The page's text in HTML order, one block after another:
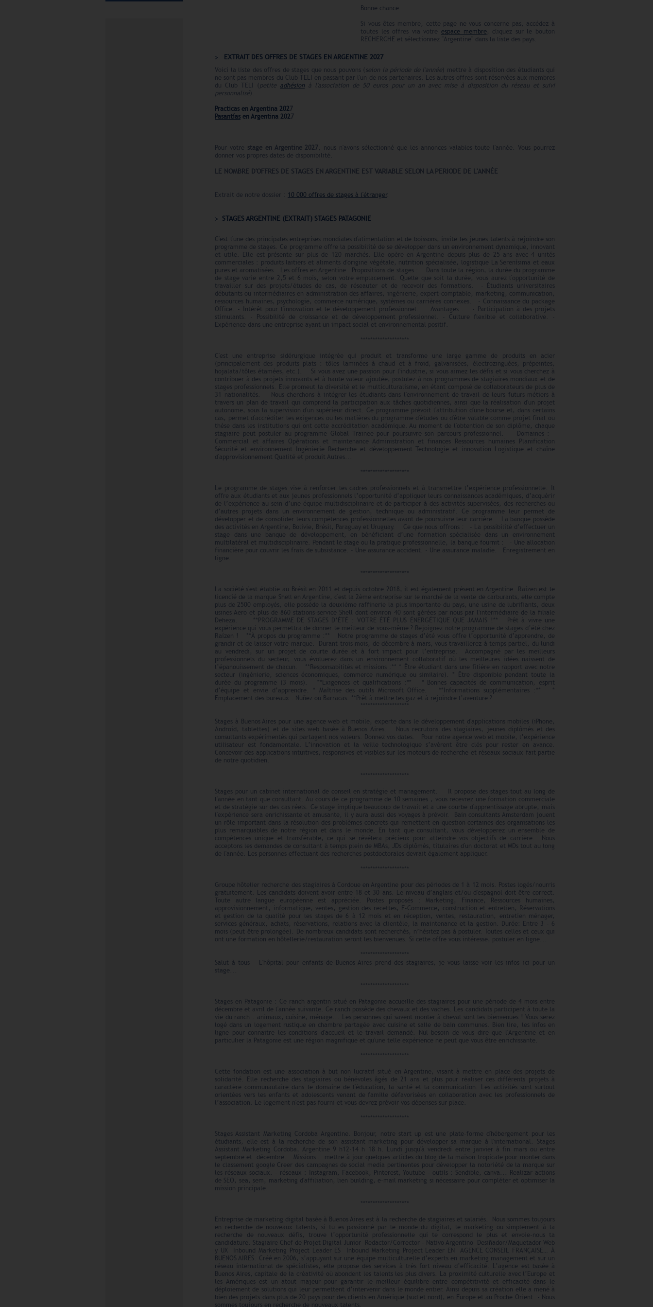
Bonne chance.
Si vous êtes membre, cette page ne vous concerne pas, accédez à
toutes les offres via votre espace membre, cliquez sur le bouton
RECHERCHE et sélectionnez "Argentine" dans la liste des pays.
EXTRAIT DES OFFRES DE STAGES EN ARGENTINE 2027
Voici la liste des offres de stages que nous pouvons (selon la période de l'année) mettre à disposition des étudiants qui
ne sont pas membres du Club TELI en passant par l'un de nos partenaires. Les autres offres sont réservées aux membres
du Club TELI (petite adhésion à l'association de 50 euros pour un an avec mise à disposition du réseau et suivi
personnalisé).
Practicas en Argentina 2027
Pasantías en Argentina 2027
Pour votre stage en Argentine2027, nous n'avons sélectionné que les annonces valables toute l'année. Vous pourrez
donner vos propres dates de disponibilité.
LE NOMBRE D'OFFRES DE STAGES EN ARGENTINE EST VARIABLE SELON LA PERIODE DE L'ANNÉE
Extrait de notre dossier : 10 000 offres de stages à l'étranger.
STAGES ARGENTINE (EXTRAIT) STAGES PATAGONIE
C'est l'une des principales entreprises mondiales d'alimentation et de boissons, invite les jeunes talents à rejoindre son
programme de stages. Ce programme offre la possibilité de se développer dans un environnement dynamique, innovant
et utile. Elle est présente sur plus de 120 marchés. Elle opère en Argentine depuis plus de 25 ans avec 4 unités
commerciales : produits laitiers et aliments d'origine végétale, nutrition spécialisée, logistique La Serenísima et eaux
pures et aromatisées. Les offres en Argentine Propositions de stages : Dans toute la région, la durée du programme
de stage varie entre 2,5 et 6 mois, selon votre emplacement. Quelle que soit la durée, vous aurez l'opportunité de
travailler sur des projets/études de cas, de réseauter et de recevoir des formations. - Étudiants universitaires
débutants ou intermédiaires en administration des affaires, ingénierie, expert-comptable, marketing, communication,
ressources humaines, psychologie, commerce numérique, systèmes ou carrières connexes. - Connaissance du package
Office. - Intérêt pour l'innovation et le développement professionnel. Avantages : - Participation à des projets
stimulants. - Possibilité de croissance et de développement professionnel. - Culture flexible et collaborative. -
Expérience dans une entreprise ayant un impact social et environnemental positif.
********************
C'est une entreprise sidérurgique intégrée qui produit et transforme une large gamme de produits en acier
(principalement des produits plats : tôles laminées à chaud et à froid, galvanisées, électrozinguées, prépeintes,
hojalata/tôles étamées, etc.). Si vous avez une passion pour l'industrie, si vous aimez les défis et si vous cherchez à
contribuer à des projets innovants et à haute valeur ajoutée, postulez à nos programmes de stagiaires mondiaux et de
stages professionnels. Elle promeut la diversité et le multiculturalisme, en étant composé de collaborateurs de plus de
31 nationalités. Nous cherchons à intégrer les étudiants dans l'environnement de travail de leurs futurs métiers à
travers un plan de travail qui comprend la participation aux tâches quotidiennes, ainsi que la réalisation d'un projet
autonome, sous la supervision d'un supérieur direct. Ce programme prévoit l'attribution d'une bourse et, dans certains
cas, permet d'accréditer les exigences ou les matières du programme d'études ou d'être valable comme projet final ou
thèse dans les institutions qui ont cette accréditation académique. Au moment de l'obtention de son diplôme, chaque
stagiaire peut postuler au programme Global Trainee pour poursuivre son parcours professionnel. Domaines :
Commercial et affaires Opérations et maintenance Administration et finances Ressources humaines Planification
Sécurité et environnement Ingénierie Recherche et développement Technologie et innovation Logistique et chaîne
d'approvisionnement Qualité et produit Autres...
********************
Le programme de stages vise à renforcer les cadres professionnels et à transmettre l’expérience professionnelle. Il
offre aux étudiants et aux jeunes professionnels l’opportunité d’appliquer leurs connaissances académiques, d’acquérir
de l’expérience au sein d’une équipe multidisciplinaire et de participer à des activités supervisées, des recherches ou
d’autres projets dans un environnement de gestion, technique ou administratif. Ce programme leur permet de
développer et de consolider leurs compétences professionnelles avant de poursuivre leur carrière. La banque possède
des activités en Argentine, Bolivie, Brésil, Paraguay et Uruguay. Ce que nous offrons : - La possibilité d’effectuer un
stage dans une banque de développement, en bénéficiant d’une formation spécialisée dans un environnement
multilatéral et multidisciplinaire. Pendant le stage ou la pratique professionnelle, la banque fournit : - Une allocation
financière pour couvrir les frais de subsistance. - Une assurance accident. - Une assurance maladie. Enregistrement en
ligne.
********************
La société s'est établie au Brésil en 2011 et depuis octobre 2018, il est également présent en Argentine. Raízen est le
licencié de la marque Shell en Argentine, c'est la 2ème entreprise sur le marché de la vente de carburants, elle compte
plus de 2500 employés, elle possède la deuxième raffinerie la plus importante du pays, une usine de lubrifiants, deux
usines Aero et plus de 860 stations-service Shell dont environ 40 sont gérées par nous par l'intermédiaire de la filiale
Deheza. **PROGRAMME DE STAGES D’ÉTÉ : VOTRE ÉTÉ PLUS ÉNERGÉTIQUE QUE JAMAIS !** Prêt à vivre une
expérience qui vous permettra de donner le meilleur de vous-même ? Rejoignez notre programme de stages d’été chez
Raízen ! **À propos du programme :** Notre programme de stages d’été vous offre l’opportunité d’apprendre, de
grandir et de laisser votre marque. Durant trois mois, de décembre à mars, vous travaillerez à temps partiel, du lundi
au vendredi, sur un projet de courte durée et à fort impact pour l’entreprise. Accompagné par les meilleurs
professionnels du secteur, vous évoluerez dans un environnement collaboratif où les meilleures idées naissent de
l’épanouissement de chacun. **Responsabilités et missions :** * Être étudiant dans une filière en rapport avec notre
secteur (ingénierie, sciences économiques, commerce numérique ou similaire). * Être disponible pendant toute la
durée du programme (3 mois). **Exigences et qualifications :** * Bonnes capacités de communication, esprit
d’équipe et envie d’apprendre. * Maîtrise des outils Microsoft Office. **Informations supplémentaires :** *
Emplacement des bureaux : Nuñez ou Barracas. **Prêt à mettre les gaz et à rejoindre l’aventure ?
********************
Stages à Buenos Aires pour une agence web et mobile, experte dans le développement d'applications mobiles (iPhone,
Android, tablettes) et de sites web basée à Buenos Aires. Nous recrutons des stagiaires, jeunes diplômés et des
consultants expérimentés qui partagent nos valeurs. Donnez vos dates. Pour notre agence web et mobile, l’expérience
utilisateur est fondamentale. L’innovation et la veille technologique s’avèrent être clés pour rester en avance.
Concevoir des applications intuitives, responsives et visibles sur les moteurs de recherche et réseaux sociaux fait partie
de notre quotidien.
********************
Stages pour un cabinet international de conseil en stratégie et management. Il propose des stages tout au long de
l'année en tant que consultant. Au cours de ce programme de 10 semaines , vous recevrez une formation commerciale
et de stratégie sur des cas réels. Ce stage implique beaucoup de travail et a une courbe d'apprentissage abrupte, mais
l'expérience sera enrichissante et amusante, il y aura aussi des voyages à prévoir. Bain consultants Amsterdam jouent
un rôle important dans la résolution des problèmes concrets qui remettent en question certaines des organisations les
plus remarquables de notre région et dans le monde. En tant que consultant, vous développerez un ensemble de
compétences unique et transférable, ce qui se révélera précieux pour atteindre vos objectifs de carrière. Nous
acceptons les demandes de consultant à temps plein de MBAs, JDs diplômés, titulaires d'un doctorat et MDs tout au long
de l'année. Les personnes effectuant des recherches postdoctorales devrait également appliquer.
********************
Groupe hôtelier recherche des stagiaires à Cordoue en Argentine pour des périodes de 1 à 12 mois. Postes logés/nourris
gratuitement. Les candidats doivent avoir entre 18 et 30 ans. Le niveau d’anglais et/ou d'espagnol doit être correct.
Toute autre langue européenne est appréciée. Postes proposés : Marketing, Finance, Ressources humaines,
approvisionnement, informatique, ventes, gestion des recettes, E-Commerce, construction et entretien, Réservations
et gestion de la qualité pour les stages de 6 à 12 mois et en réception, ventes, restauration, entretien ménager,
services généraux, achats, réservations, relations avec la clientèle, la maintenance et la gestion. Durée: Entre 3 - 6
mois (peut être prolongée). De nombreux candidats sont recherchés, n’hésitez pas à postuler. Toutes celles et ceux qui
ont une formation en hôtellerie/restauration seront les bienvenues. Si cette offre vous intéresse, postuler en ligne...
********************
Salut à tous L'hôpital pour enfants de Buenos Aires prend des stagiaires, je vous laisse voir les infos ici pour un
stage...
********************
Stages en Patagonie : Ce ranch argentin situé en Patagonie accueille des stagiaires pour une période de 4 mois entre
décembre et avril de l'année suivante. Ce ranch possède des chevaux et des vaches. Les candidats participent à toute la
vie du ranch : animaux, cuisine, ménage... Les personnes qui savent monter à cheval sont les bienvenues ! Vous serez
logé dans un logement rustique en chambre partagée avec cuisine et salle de bain communes. Bien lire, les infos en
ligne pour connaitre les conditions d'accueil et le travail demandé. Nul besoin de vous dire que l'Argentine et en
particulier la Patagonie est une région magnifique et qu'une telle expérience ne peut que vous être enrichissante.
********************
Cette fondation est une association à but non lucratif situé en Argentine, visant à mettre en place des projets de
solidarité. Elle recherche des stagiaires ou bénévoles âgés de 21 ans et plus pour réaliser ces différents projets à
caractère communautaire dans le domaine de l'éducation, la santé et la communication. Les activités sont surtout
orientées vers les enfants et adolescents venant de famille défavorisées en collaboration avec les professionnels de
l’association. Le logement n'est pas fourni et vous devrez prévoir vos dépenses sur place.
********************
Stages Assistant Marketing Cordoba Argentine. Bonjour, notre start up est une plate-forme d'hébergement pour les
étudiants, elle est à la recherche de son assistant marketing pour développer sa marque à l'international. Stages
Assistant Marketing Cordoba, Argentine 9 h12-14 h 18 h. Lundi jusqu'à vendredi entre janvier à fin mars ou entre
septembre et décembre. Missions : mettre à jour quelques articles du blog de la maison tropicale pour monter dans
le classement google Creer des campagnes de social media pertinentes pour développer la notoriété de la marque sur
les réseaux sociaux. - réseaux : Instagram, Facebook, Pinterest, Youtube - outils : Sendible, canva... Realizar actions
de SEO, sea, sem, marketing d'affiliation, lien building, e-mail marketing si nécessaire pour compléter et optimiser la
mission principale.
********************
Entreprise de marketing digital basée à Buenos Aires est à la recherche de stagiaires et salariés. Nous sommes toujours
en recherche de nouveaux talents, si tu es passionné par le monde du digital, le marketing ou simplement à la
recherche de nouveaux défis, trouve l’opportunité professionnelle qui te correspond le plus et envoie-nous ta
candidature. Stagiaire Chef de Projet Digital Junior Redactor/Corrector - Nativo Argentino Desiñador/Maquetador Web
y UX Inbound Marketing Project Leader ES Inbound Marketing Project Leader EN AGENCE CONSEIL FRANÇAISE… À
BUENOS AIRES. Créé en 2006, s’appuyant sur une équipe multiculturelle d’experts en marketing management et sur un
réseau international de spécialistes, elle propose des services à très fort niveau d’efficacité. L’agence est basée à
Buenos Aires, capitale de la créativité où abondent les talents les plus divers. La proximité culturelle avec l’Europe et
les Amériques est un atout majeur pour garantir le meilleur équilibre entre compétitivité et efficacité dans le
déploiement de solutions qui leur permettent d’intervenir dans le monde entier. Ainsi depuis sa création elle a mené à
bien des projets dans plus de 20 pays pour des clients en Amérique (sud et nord), en Europe et au Proche Orient. - Nous
sommes toujours en recherche de nouveaux talents.